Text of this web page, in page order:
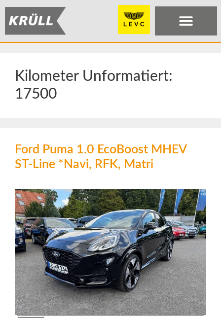
Kilometer Unformatiert:
17500
Ford Puma 1.0 EcoBoost MHEV
ST-Line *Navi, RFK, Matri